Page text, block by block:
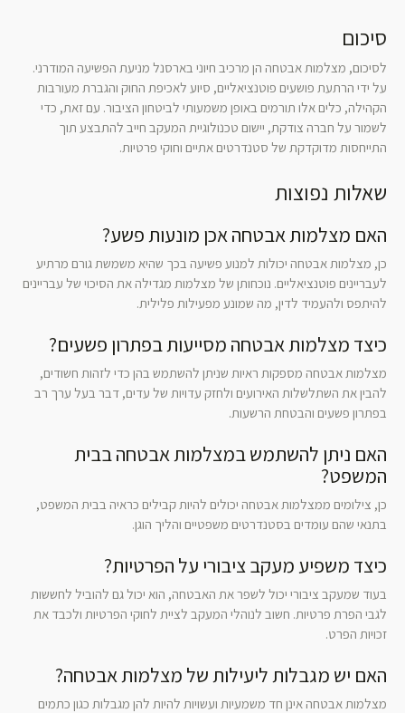
סיכום
לסיכום, מצלמות אבטחה הן מרכיב חיוני בארסנל מניעת הפשיעה המודרני.
על ידי הרתעת פושעים פוטנציאליים, סיוע לאכיפת החוק והגברת מעורבות
הקהילה, כלים אלו תורמים באופן משמעותי לביטחון הציבור. עם זאת, כדי
לשמור על חברה צודקת, יישום טכנולוגיית המעקב חייב להתבצע תוך
התייחסות מדוקדקת של סטנדרטים אתיים וחוקי פרטיות.
שאלות נפוצות
האם מצלמות אבטחה אכן מונעות פשע?
כן, מצלמות אבטחה יכולות למנוע פשיעה בכך שהיא משמשת גורם מרתיע
לעבריינים פוטנציאליים. נוכחותן של מצלמות מגדילה את הסיכוי של עבריינים
להיתפס ולהעמיד לדין, מה שמונע מפעילות פלילית.
כיצד מצלמות אבטחה מסייעות בפתרון פשעים?
מצלמות אבטחה מספקות ראיות שניתן להשתמש בהן כדי לזהות חשודים,
להבין את השתלשלות האירועים ולחזק עדויות של עדים, דבר בעל ערך רב
בפתרון פשעים והבטחת הרשעות.
האם ניתן להשתמש במצלמות אבטחה בבית
המשפט?
כן, צילומים ממצלמות אבטחה יכולים להיות קבילים כראיה בבית המשפט,
בתנאי שהם עומדים בסטנדרטים משפטיים והליך הוגן.
כיצד משפיע מעקב ציבורי על הפרטיות?
בעוד שמעקב ציבורי יכול לשפר את האבטחה, הוא יכול גם להוביל לחששות
לגבי הפרת פרטיות. חשוב לנוהלי המעקב לציית לחוקי הפרטיות ולכבד את
זכויות הפרט.
האם יש מגבלות ליעילות של מצלמות אבטחה?
מצלמות אבטחה אינן חד משמעיות ועשויות להיות להן מגבלות כגון כתמים